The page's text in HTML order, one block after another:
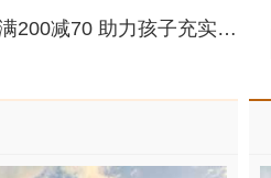
京东图书“暑假阅读季”开启 精选好书满200减70 助力孩子充实暑期生活